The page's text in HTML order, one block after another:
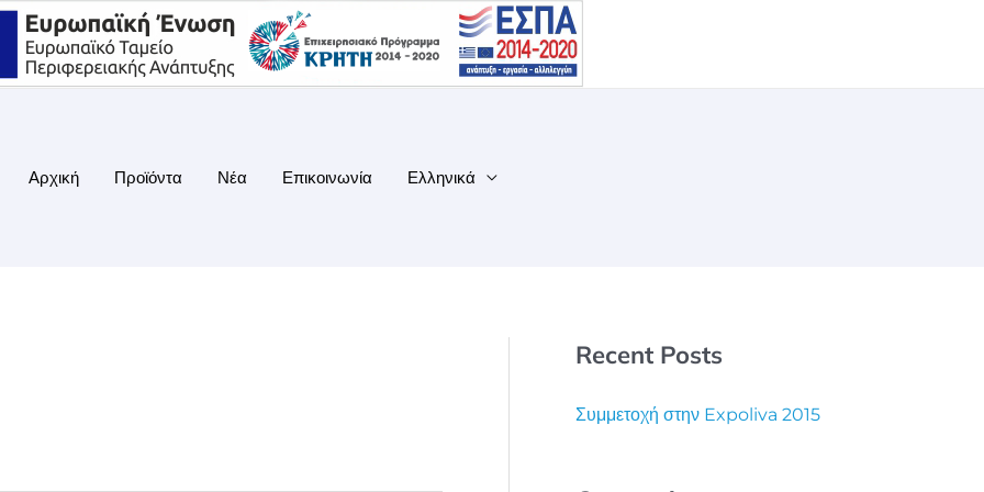
Αρχική Προϊόντα Νέα Επικοινωνία Ελληνικά
Recent Posts
Συμμετοχή στην Expoliva 2015